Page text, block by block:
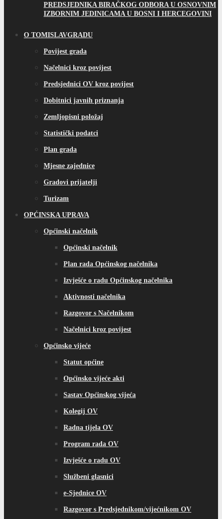
PREDSJEDNIKA BIRAČKOG ODBORA U OSNOVNIM
IZBORNIM JEDINICAMA U BOSNI I HERCEGOVINI
O TOMISLAVGRADU
Povijest grada
Načelnici kroz povijest
Predsjednici OV kroz povijest
Dobitnici javnih priznanja
Zemljopisni položaj
Statistički podatci
Plan grada
Mjesne zajednice
Gradovi prijatelji
Turizam
OPĆINSKA UPRAVA
Općinski načelnik
Općinski načelnik
Plan rada Općinskog načelnika
Izvješće o radu Općinskog načelnika
Aktivnosti načelnika
Razgovor s Načelnikom
Načelnici kroz povijest
Općinsko vijeće
Statut općine
Općinsko vijeće akti
Sastav Općinskog vijeća
Kolegij OV
Radna tijela OV
Program rada OV
Izvješće o radu OV
Službeni glasnici
e-Sjednice OV
Razgovor s Predsjednikom/vijećnikom OV